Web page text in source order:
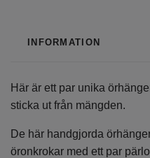
INFORMATION
Här är ett par unika
sticka ut från mängden.
De här handgjorda
öronkrokar med ett par